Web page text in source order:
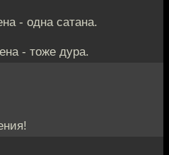
- одна сатана.
- тоже дура.